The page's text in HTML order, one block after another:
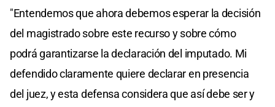
"Entendemos que ahora debemos esperar la decisión
del magistrado sobre este recurso y sobre cómo
podrá garantizarse la declaración del imputado. Mi
defendido claramente quiere declarar en presencia
del juez, y esta defensa considera que así debe ser y